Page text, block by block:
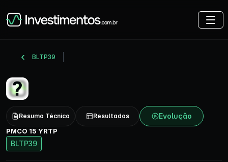
BLTP39
Resumo Técnico Resultados Evolução
PMCO 15 YRTP
BLTP39